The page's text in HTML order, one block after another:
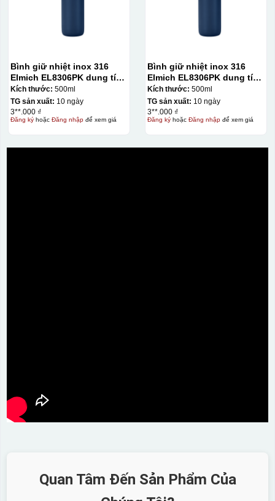
Bình giữ nhiệt inox 316
Elmich EL8306PK dung tích
500ml
Kích thước: 500ml
TG sản xuất: 10 ngày
3**.000 ₫
Đăng kýhoặc Đăng nhậpđể xem giá
Bình giữ nhiệt inox 316
Elmich EL8306PK dung tích
500ml
Kích thước: 500ml
TG sản xuất: 10 ngày
3**.000 ₫
Đăng kýhoặc Đăng nhậpđể xem giá
Quan Tâm Đến Sản Phẩm Của